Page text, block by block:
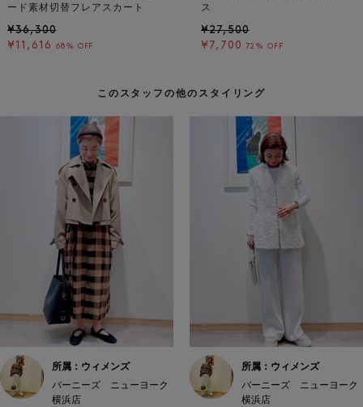
ード素材切替フレアスカート
¥36,300
¥11,616
68% OFF
ス
¥27,500
¥7,700 72% OFF
このスタッフの他のスタイリング
所属：ウィメンズ
バーニーズ ニューヨーク
横浜店
所属：ウィメンズ
バーニーズ ニューヨーク
横浜店